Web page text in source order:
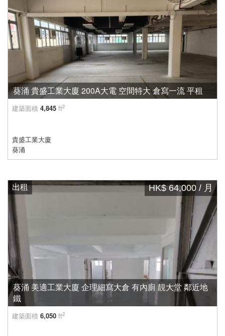
葵涌 貴盛工業大廈 200A大電 空間特大 倉寫一流 平租
建築面積 4,845 ft2
貴盛工業大廈
葵涌
出租 HK$ 64,000 / 月
葵涌 美適工業大廈 企理細寫大倉 有內廁 靚大堂 鄰近地
鐵
建築面積 6,050 ft2